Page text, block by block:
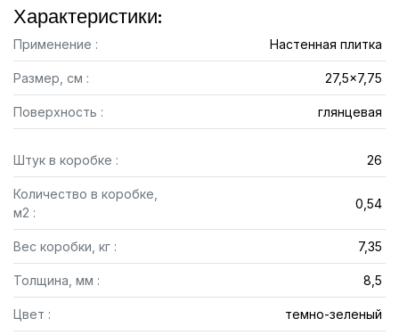
Характеристики:
Применение : Настенная плитка
Размер, см : 27,5x7,75
Поверхность : глянцевая
Штук в коробке : 26
Количество в коробке,
м2 :
0,54
Вес коробки, кг : 7,35
Толщина, мм : 8,5
Цвет : темно-зеленый